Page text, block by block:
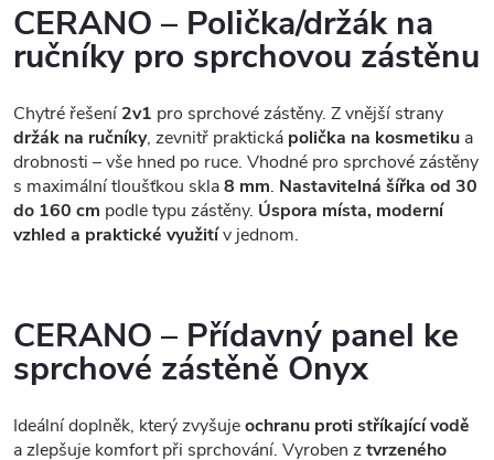
CERANO – Polička/držák na
ručníky pro sprchovou zástěnu
Chytré řešení2v1 pro sprchové zástěny. Z vnější strany
držák na ručníky, zevnitř praktická polička na kosmetiku a
drobnosti – vše hned po ruce. Vhodné pro sprchové zástěny
s maximální tloušťkou skla8 mm. Nastavitelná šířka od 30
do 160 cm podle typu zástěny. Úspora místa, moderní
vzhled a praktické využitív jednom.
CERANO – Přídavný panel ke
sprchové zástěně Onyx
Ideální doplněk, který zvyšujeochranu proti stříkající vodě
a zlepšuje komfort při sprchování. Vyroben ztvrzeného